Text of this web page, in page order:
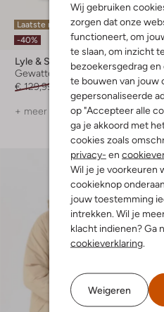
Wij gebruiken
zorgen dat onze
functioneert, om
te slaan, om inzicht
bezoekersgedrag
te bouwen van jouw
gepersonaliseerde
op "Accepteer alle
ga je akkoord met
cookies zoals
privacy- en
Wil je je voorkeuren
cookieknop
jouw toestemming
intrekken. Wil je
klacht indienen? Ga
cookieverklaring.
Weigeren
Laatste maten
-40%
Lyle & Scott
Gewatteerde jas
€ 129,99
€ 77,99
+ meer kleuren